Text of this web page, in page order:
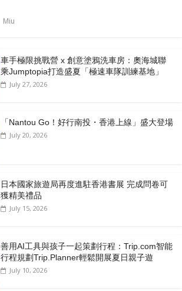
Miu
車手極限挑戰營 x 創意塗鴉洗車房：奧海城聯
乘Jumptopia打造盛夏「極速車隊訓練基地」
July 27, 2026
「Nantou Go！好行南投・香港上線」盛大登場
July 20, 2026
日本國家旅遊局再度進駐香港書展 完成問卷可
獲精美禮品
July 15, 2026
善用AI工具與孩子一起策劃行程：Trip.com智能
行程規劃Trip.Planner輕鬆開展夏日親子遊
July 10, 2026